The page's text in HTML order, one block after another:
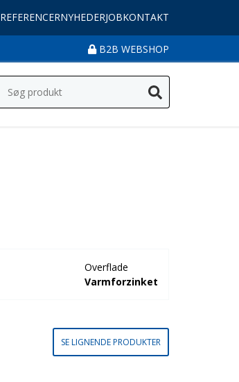
REFERENCERNYHEDERJOBKONTAKT
B2B WEBSHOP
Overflade
Varmforzinket
SE LIGNENDE PRODUKTER